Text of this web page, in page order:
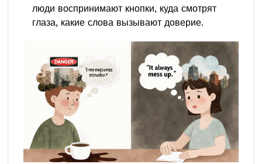
люди воспринимают кнопки, куда смотрят
глаза, какие слова вызывают доверие.